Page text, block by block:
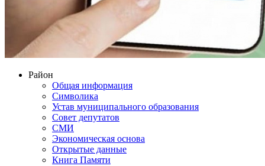
Район
Общая информация
Символика
Устав муниципального образования
Совет депутатов
СМИ
Экономическая основа
Открытые данные
Книга Памяти